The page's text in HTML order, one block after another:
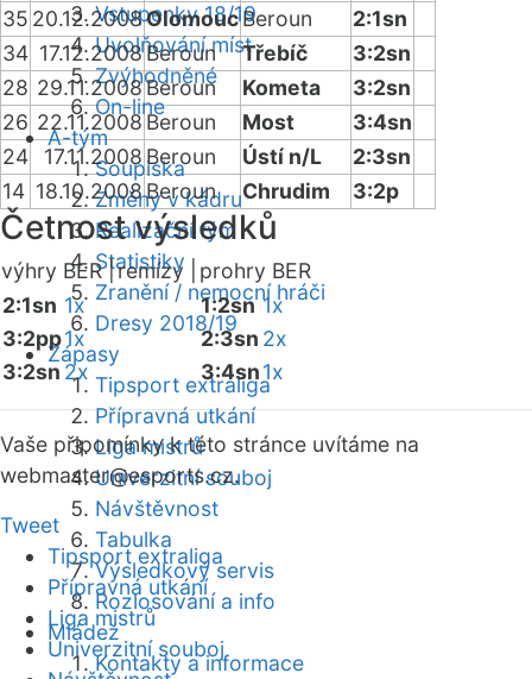
Vstupenky 18/19
Uvolňování míst
Zvýhodněné
On-line
A-tým
Soupiska
Změny v kádru
Realizační tým
Statistiky
Zranění / nemocní hráči
Dresy 2018/19
Zápasy
Tipsport extraliga
Přípravná utkání
Liga mistrů
Univerzitní souboj
Návštěvnost
Tabulka
Výsledkový servis
Rozlosování a info
Mládež
Kontakty a informace
35 20.12.2008OlomoucBeroun
2:1sn
34 17.12.2008Beroun Třebíč
3:2sn
28 29.11.2008Beroun Kometa
3:2sn
26 22.11.2008 Beroun Most
3:4sn
24
17.11.2008 Beroun Ústí n/L
2:3sn
14 18.10.2008Beroun Chrudim 3:2p
Četnost výsledků
výhry BER |remízy |
prohry BER
2:1sn 1x
3:2pp1x
3:2sn 2x
1:2sn 1x
2:3sn 2x
3:4sn1x
Vaše připomínky k této stránce uvítáme na
webmaster@esports.cz.
Tweet
Tipsport extraliga
Přípravná utkání
Liga mistrů
Univerzitní souboj